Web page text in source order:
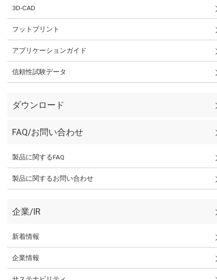
3D-CAD
フットプリント
アプリケーションガイド
信頼性試験データ
ダウンロード
FAQ/お問い合わせ
製品に関するFAQ
製品に関するお問い合わせ
企業/IR
新着情報
企業情報